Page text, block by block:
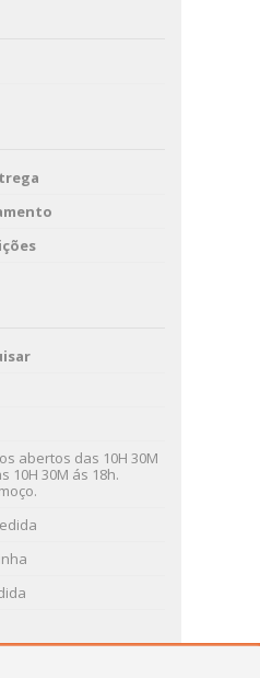
abertos das 10H 30M
10H 30M ás 18h.